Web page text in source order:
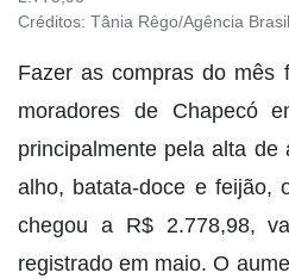
Créditos: Tânia Rêgo/Agência Brasil
Fazer as compras do mês
moradores de Chapecó
principalmente pela alta de
alho, batata-doce e feijão,
chegou a R$ 2.778,98,
registrado em maio. O